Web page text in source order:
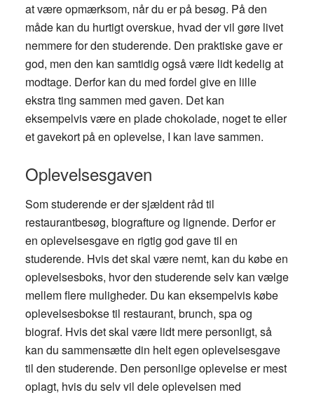
at være opmærksom, når du er på besøg. På den
måde kan du hurtigt overskue, hvad der vil gøre livet
nemmere for den studerende. Den praktiske gave er
god, men den kan samtidig også være lidt kedelig at
modtage. Derfor kan du med fordel give en lille
ekstra ting sammen med gaven. Det kan
eksempelvis være en plade chokolade, noget te eller
et gavekort på en oplevelse, I kan lave sammen.
Oplevelsesgaven
Som studerende er der sjældent råd til
restaurantbesøg, biografture og lignende. Derfor er
en oplevelsesgave en rigtig god gave til en
studerende. Hvis det skal være nemt, kan du købe en
oplevelsesboks, hvor den studerende selv kan vælge
mellem flere muligheder. Du kan eksempelvis købe
oplevelsesbokse til restaurant, brunch, spa og
biograf. Hvis det skal være lidt mere personligt, så
kan du sammensætte din helt egen oplevelsesgave
til den studerende. Den personlige oplevelse er mest
oplagt, hvis du selv vil dele oplevelsen med